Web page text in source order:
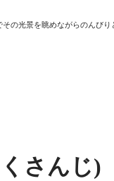
の光景を眺めながらのんび
さんじ)